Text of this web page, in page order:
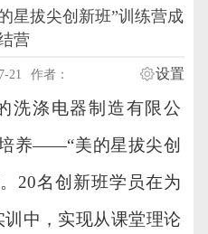
星拔尖创新班”训练营成
营
21 作者： 设置
洗涤电器制造有限公
养——“美的星拔尖创
20名创新班学员在为
中， 实现从课堂理论